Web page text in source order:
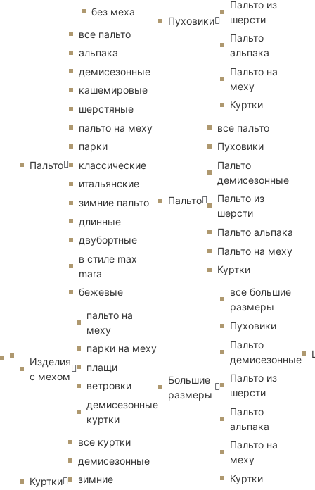
без меха
Пальто
все пальто
альпака
демисезонные
кашемировые
шерстяные
пальто на меху
парки
классические
итальянские
зимние пальто
длинные
двубортные
в стиле max
mara
бежевые
Изделия
с мехом
пальто на
меху
парки на меху
плащи
ветровки
демисезонные
куртки
Куртки
все куртки
демисезонные
зимние
Пуховики
Пальто из
шерсти
Пальто
альпака
Пальто на
меху
Куртки
Пальто
все пальто
Пуховики
Пальто
демисезонные
Пальто из
шерсти
Пальто альпака
Пальто на меху
Куртки
Большие
размеры
все большие
размеры
Пуховики
Пальто
демисезонные
Пальто из
шерсти
Пальто
альпака
Пальто на
меху
Куртки